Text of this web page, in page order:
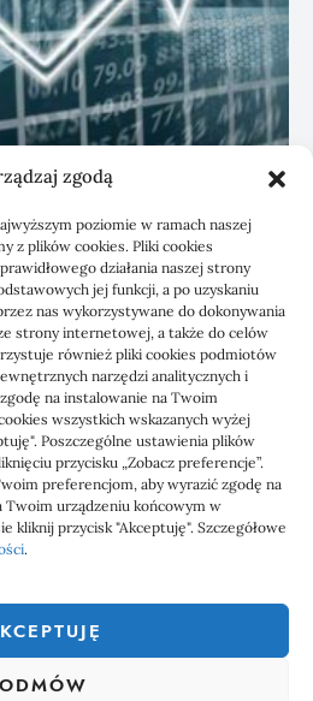
zgodą
poziomie w ramach naszej
z plików cookies. Pliki cookies
działania naszej strony
jej funkcji, a po uzyskaniu
nas wykorzystywane do dokonywania
strony internetowej, a także do celów
również pliki cookies podmiotów
narzędzi analitycznych i
na instalowanie na Twoim
wszystkich wskazanych wyżej
Poszczególne ustawienia plików
przycisku „Zobacz preferencje”.
preferencjom, aby wyrazić zgodę na
Twoim urządzeniu końcowym w
kliknij przycisk "Akceptuję". Szczegółowe
.
ODMÓW
sp. z o.o. z biurem
gdzie każdy powinien znaleźć coś
Dlatego właśnie powstał ten
każdy mógł nie tylko czytać ciekawe
się i dodawał własne treści na